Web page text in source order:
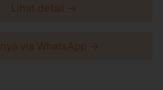
Lihat detail →
via WhatsApp →